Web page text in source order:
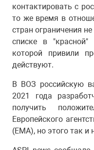
контактировать с
то же время в
стран ограничения
списке в "красной"
которой привили
действуют.
В ВОЗ российскую
2021 года
получить
Европейского
(EMA), но этого так и